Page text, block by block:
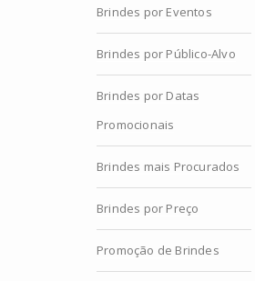
Brindes por Eventos
Brindes por Público-Alvo
Brindes por Datas
Promocionais
Brindes mais Procurados
Brindes por Preço
Promoção de Brindes